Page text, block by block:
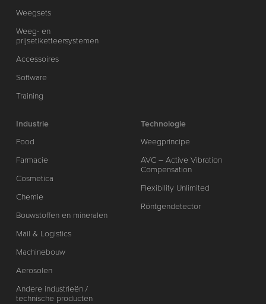
Weegsets
Weeg- en
prijsetiketteersystemen
Accessoires
Software
Training
Industrie
Food
Farmacie
Cosmetica
Chemie
Bouwstoffen en mineralen
Mail & Logistics
Machinebouw
Aerosolen
Andere industrieën /
technische producten
Technologie
Weegprincipe
AVC – Active Vibration
Compensation
Flexibility Unlimited
Röntgendetector